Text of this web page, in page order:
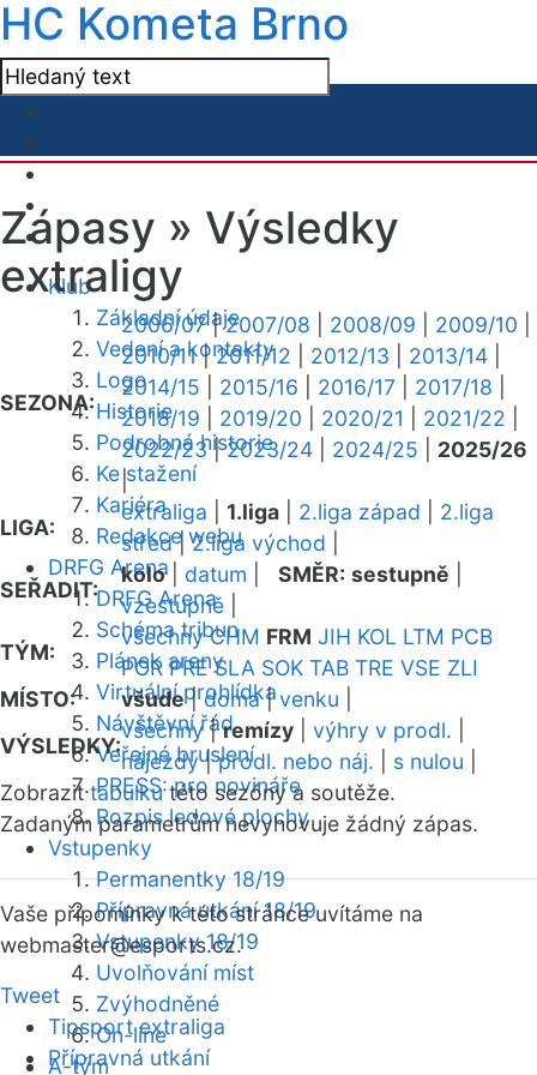
HC Kometa Brno
Klub
Základní údaje
Vedení a kontakty
Logo
Historie
Podrobná historie
Ke stažení
Kariéra
Redakce webu
DRFG Arena
DRFG Arena
Schéma tribun
Plánek areny
Virtuální prohlídka
Návštěvní řád
Veřejné bruslení
PRESS: pro novináře
Rozpis ledové plochy
Vstupenky
Permanentky 18/19
Přípravná utkání 18/19
Vstupenky 18/19
Uvolňování míst
Zvýhodněné
On-line
A-tým
Zápasy » Výsledky
extraligy
SEZONA:
2006/07|2007/08 2008/09 2009/10
2010/11|2011/12 2012/13 2013/14
2014/15
2015/16 2016/17 2017/18
2018/19
2019/20 2020/21 2021/22
2022/23|2023/24 2024/25
2025/26
|
LIGA:
extraliga 1.liga 2.liga západ
2.liga
střed|2.liga východ
SEŘADIT:
kolo| datum SMĚR: sestupně
vzestupně
TÝM:
všechny CHM FRM JIH KOL LTM PCB
POR PRE SLA SOK TAB TRE VSE ZLI
MÍSTO:
všude|doma|venku
VÝSLEDKY:
všechny|remízy výhry v prodl.
nájezdy|prodl. nebo náj. s nulou
Zobrazittabulkutéto sezóny a soutěže.
Zadaným parametrům nevyhovuje žádný zápas.
Vaše připomínky k této stránce uvítáme na
webmaster@esports.cz.
Tweet
Tipsport extraliga
Přípravná utkání